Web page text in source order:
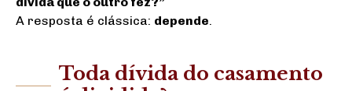
A resposta é clássica: depende.
Toda dívida do casamento